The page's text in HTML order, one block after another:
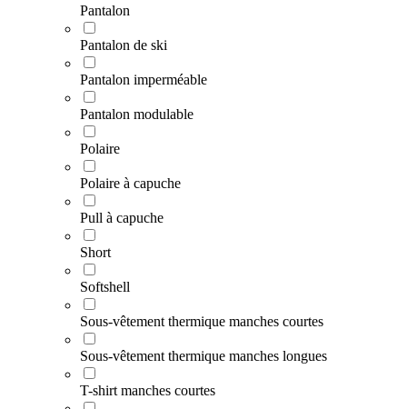
Pantalon
Pantalon de ski
Pantalon imperméable
Pantalon modulable
Polaire
Polaire à capuche
Pull à capuche
Short
Softshell
Sous-vêtement thermique manches courtes
Sous-vêtement thermique manches longues
T-shirt manches courtes